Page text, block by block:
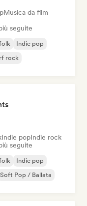
Musica da film
seguite
Indie pop
rock
Indie popIndie rock
seguite
Indie pop
Soft Pop / Ballata